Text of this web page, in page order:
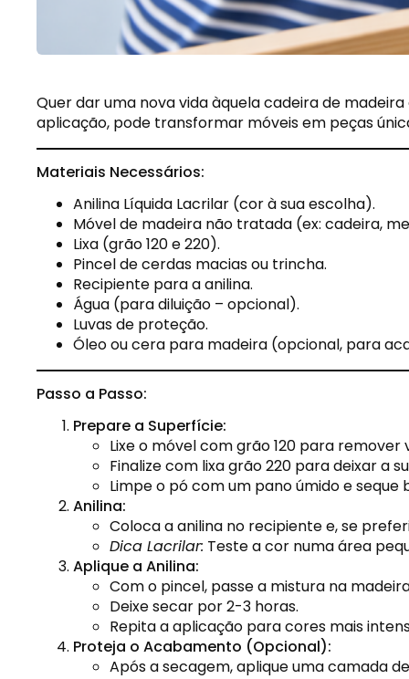
Quer dar uma nova vida àquela cadeira de
aplicação, pode transformar móveis em peças
Materiais Necessários:
Anilina Líquida Lacrilar (cor à sua escolha).
Móvel de madeira não tratada (ex: cadeira,
Lixa (grão 120 e 220).
Pincel de cerdas macias ou trincha.
Recipiente para a anilina.
Água (para diluição – opcional).
Luvas de proteção.
Óleo ou cera para madeira (opcional, para
Passo a Passo:
Prepare a Superfície:
Lixe o móvel com grão 120 para
Finalize com lixa grão 220 para deixar a
Limpe o pó com um pano úmido e seque
Anilina:
Coloca a anilina no recipiente e, se
Dica Lacrilar: Teste a cor numa área
Aplique a Anilina:
Com o pincel, passe a mistura na
Deixe secar por 2-3 horas.
Repita a aplicação para cores mais
Proteja o Acabamento (Opcional):
Após a secagem, aplique uma camada